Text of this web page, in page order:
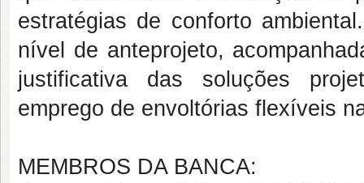
estratégias de conforto
nível de anteprojeto,
justificativa das soluções
emprego de envoltórias flexíveis
MEMBROS DA BANCA: